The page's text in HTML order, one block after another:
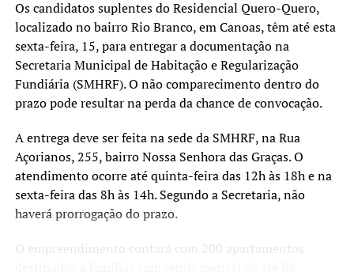
vivem em áreas apontadas
pelos estudos técnicos
como de risco muito alto.
Nosso objetivo é oferecer
uma alternativa segura e
definitiva para essas
pessoas, garantindo mais
tranquilidade e proteção
para o futuro”, destacou.
Os candidatos suplentes do Residencial Quero-Quero,
localizado no bairro Rio Branco, em Canoas, têm até esta
sexta-feira, 15, para entregar a documentação na
Secretaria Municipal de Habitação e Regularização
Fundiária (SMHRF). O não comparecimento dentro do
prazo pode resultar na perda da chance de convocação.
A entrega deve ser feita na sede da SMHRF, na Rua
Açorianos, 255, bairro Nossa Senhora das Graças. O
atendimento ocorre até quinta-feira das 12h às 18h e na
sexta-feira das 8h às 14h. Segundo a Secretaria, não
haverá prorrogação do prazo.
O empreendimento contará com 200 apartamentos